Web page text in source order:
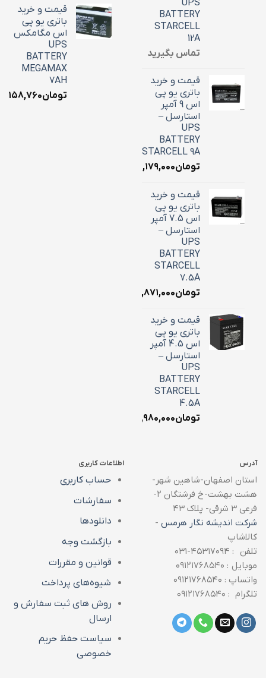
UPS
BATTERY
STARCELL
12A
تماس بگیرید
قیمت و خرید
باتری یو پی
اس 9 آمپر
استارسل –
UPS
BATTERY
STARCELL 9A
تومان۳,۱۷۹,۰۰۰
قیمت و خرید
باتری یو پی
اس 7.5 آمپر
استارسل –
UPS
BATTERY
STARCELL
7.5A
تومان۲,۸۷۱,۰۰۰
قیمت و خرید
باتری یو پی
اس 4.5 آمپر
استارسل –
UPS
BATTERY
STARCELL
4.5A
تومان۱,۹۸۰,۰۰۰
قیمت و خرید
باتری یو پی
اس مگامکس
UPS
BATTERY
MEGAMAX
7AH
تومان
آدرس
استان اصفهان-شاهین شهر-
هشت بهشت-خ فرشتگان ۲-
فرعی ۳ شرقی- پلاک ۴۳
شرکت اندیشه نگار هرمس -
کالاشاپ
تلفن : ۴۵۳۱۷۰۹۴-۰۳۱
موبایل : ۰۹۱۲۱۷۶۸۵۴۰
واتساپ : ۰۹۱۲۱۷۶۸۵۴۰
تلگرام : ۰۹۱۲۱۷۶۸۵۴۰
اطلاعات کاربری
حساب کاربری
سفارشات
دانلودها
بازگشت وجه
قوانین و مقررات
شیوه‌های پرداخت
روش های ثبت سفارش و
ارسال
سیاست حفظ حریم
خصوصی